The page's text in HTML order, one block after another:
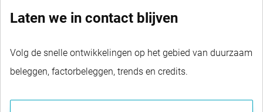
Laten we in contact blijven
Volg de snelle ontwikkelingen op het gebied van duurzaam
beleggen, factorbeleggen, trends en credits.